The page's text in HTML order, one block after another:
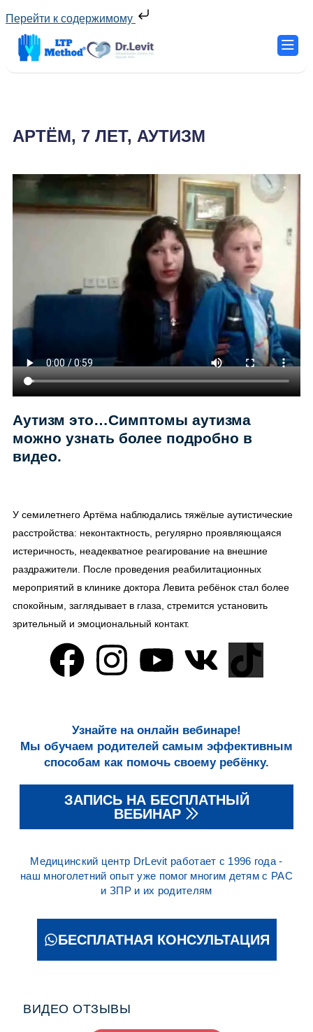
Перейти к содержимому
АРТЁМ, 7 ЛЕТ, АУТИЗМ
Аутизм это…Симптомы аутизма
можно узнать более подробно в
видео.
У семилетнего Артёма наблюдались тяжёлые аутистические
расстройства: неконтактность, регулярно проявляющаяся
истеричность, неадекватное реагирование на внешние
раздражители. После проведения реабилитационных
мероприятий в клинике доктора Левита ребёнок стал более
спокойным, заглядывает в глаза, стремится установить
зрительный и эмоциональный контакт.
Узнайте на онлайн вебинаре!
Мы обучаем родителей самым эффективным
способам как помочь своему ребёнку.
ЗАПИСЬ НА БЕСПЛАТНЫЙ
ВЕБИНАР
Медицинский центр DrLevit работает с 1996 года -
наш многолетний опыт уже помог многим детям с РАС
и ЗПР и их родителям
БЕСПЛАТНАЯ КОНСУЛЬТАЦИЯ
ВИДЕО ОТЗЫВЫ